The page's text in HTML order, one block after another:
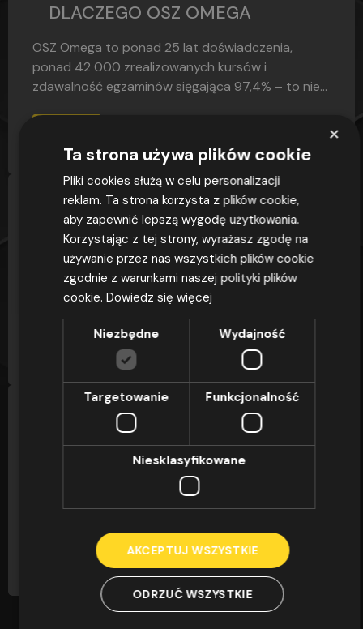
DLACZEGO OSZ OMEGA
OSZ Omega to ponad 25 lat doświadczenia,
ponad 42 000 zrealizowanych kursów i
zdawalność egzaminów sięgająca 97,4% – to nie...
DLACZEGO OSZ OMEGA
OSZ Omega to ponad 25 lat doświadczenia,
ponad 42 000 zrealizowanych kursów i
zdawalność egzaminów sięgająca 97,4% – to nie...
DLACZEGO OSZ OMEGA
OSZ Omega to ponad 25 lat doświadczenia,
ponad 42 000 zrealizowanych kursów i
zdawalność egzaminów sięgająca 97,4% – to nie...
×
Ta strona używa plików cookie
Pliki cookies służą w celu personalizacji
reklam. Ta strona korzysta z plików cookie,
aby zapewnić lepszą wygodę użytkowania.
Korzystając z tej strony, wyrażasz zgodę na
używanie przez nas wszystkich plików cookie
zgodnie z warunkami naszej polityki plików
cookie.Dowiedz się więcej
Niezbędne Wydajność
Targetowanie Funkcjonalność
Niesklasyfikowane
AKCEPTUJ WSZYSTKIE
ODRZUĆ WSZYSTKIE